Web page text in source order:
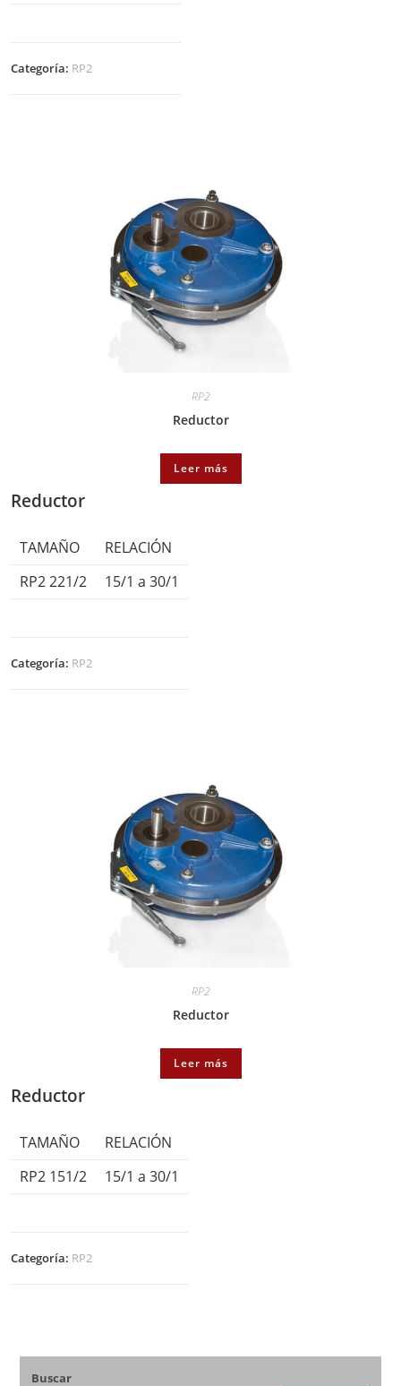
Categoría: RP2
RP2
Reductor
Leer más
Reductor
TAMAÑO
RELACIÓN
RP2 221/2
15/1 a 30/1
Categoría: RP2
RP2
Reductor
Leer más
Reductor
TAMAÑO
RELACIÓN
RP2 151/2
15/1 a 30/1
Categoría: RP2
Buscar